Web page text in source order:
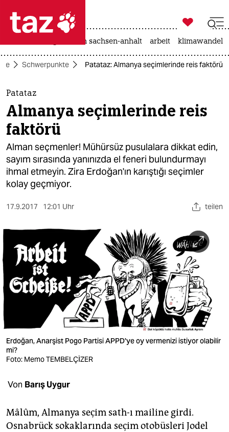
 taz zahl ich
taz zahl ich
themen
politik
öko
gesellschaft
kultur
sport
berlin
nord
wahrheit
verlag
veranstaltungen
shop
fragen & hilfe
abo

taz zahl ich
landtagswahl in sachsen-anhalt arbeit klimawandel
Schwerpunkte Patataz: Almanya seçimlerinde reis faktörü
Patataz
Almanya seçimlerinde reis
faktörü
Alman seçmenler! Mühürsüz pusulalara dikkat edin,
sayım sırasında yanınızda el feneri bulundurmayı
ihmal etmeyin. Zira Erdoğan'ın karıştığı seçimler
kolay geçmiyor.
17.9.2017 12:01 Uhr teilen
Erdoğan, Anarşist Pogo Partisi APPD'ye oy vermenizi istiyor olabilir
mi?
Foto: Memo TEMBELÇİZER
Von Barış Uygur
Mâlûm, Almanya seçim sath-ı mailine girdi.
Osnabrück sokaklarında seçim otobüsleri Jodel